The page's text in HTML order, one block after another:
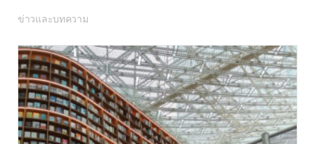
ข่าวและบทความ